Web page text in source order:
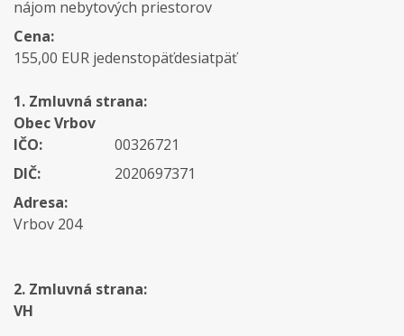
nájom nebytových priestorov
Cena:
155,00 EUR jedenstopäťdesiatpäť
1. Zmluvná strana:
Obec Vrbov
IČO:
00326721
DIČ:
2020697371
Adresa:
Vrbov 204
2. Zmluvná strana:
VH